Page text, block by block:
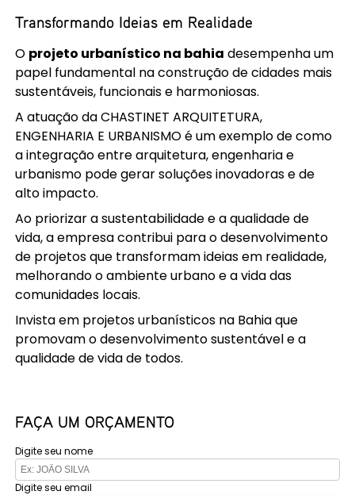
Transformando Ideias em Realidade
O projeto urbanístico na bahia desempenha um
papel fundamental na construção de cidades mais
sustentáveis, funcionais e harmoniosas.
A atuação da CHASTINET ARQUITETURA,
ENGENHARIA E URBANISMO é um exemplo de como
a integração entre arquitetura, engenharia e
urbanismo pode gerar soluções inovadoras e de
alto impacto.
Ao priorizar a sustentabilidade e a qualidade de
vida, a empresa contribui para o desenvolvimento
de projetos que transformam ideias em realidade,
melhorando o ambiente urbano e a vida das
comunidades locais.
Invista em projetos urbanísticos na Bahia que
promovam o desenvolvimento sustentável e a
qualidade de vida de todos.
FAÇA UM ORÇAMENTO
Digite seu nome
Digite seu email